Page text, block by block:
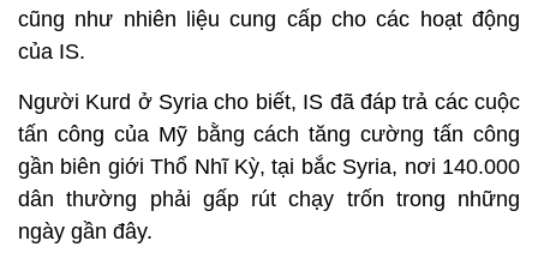
cũng như nhiên liệu cung cấp cho các hoạt động
của IS.
Người Kurd ở Syria cho biết, IS đã đáp trả các cuộc
tấn công của Mỹ bằng cách tăng cường tấn công
gần biên giới Thổ Nhĩ Kỳ, tại bắc Syria, nơi 140.000
dân thường phải gấp rút chạy trốn trong những
ngày gần đây.